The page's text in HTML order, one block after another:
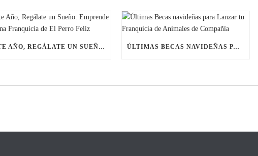
ESTE AÑO, REGÁLATE UN SUEÑO: EMPRENDE CON UNA FRANQUICIA DE EL PERRO FELIZ ÚLTIMAS BECAS NAVIDEÑAS PARA LANZAR TU FRANQUICIA DE ANIMALES DE COMPAÑÍA